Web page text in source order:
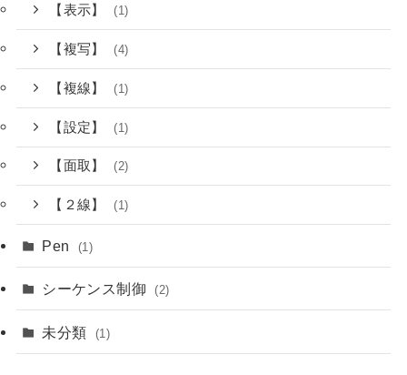
【表示】 (1)
【複写】 (4)
【複線】 (1)
【設定】 (1)
【面取】 (2)
【２線】 (1)
Pen (1)
シーケンス制御 (2)
未分類 (1)